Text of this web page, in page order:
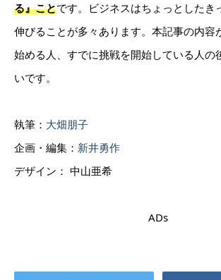
る』ことです。ビジネスはちょっとしたき
伸びることが多々あります。本記事の内容
始める人、すでに挑戦を開始している人の
いです。
執筆： 大畑朋子
企画・編集： 新井勇作
デザイン： 中山亜希
ADs